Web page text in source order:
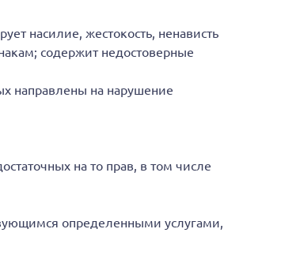
насилие, жестокость, ненависть
содержит недостоверные
направлены на нарушение
на то прав, в том числе
определенными услугами,